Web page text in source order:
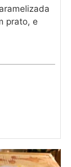
prato, e